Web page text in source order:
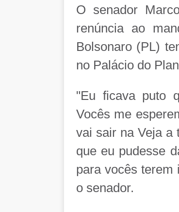
O senador
renúncia ao
Bolsonaro (PL)
no Palácio do
"Eu ficava puto
Vocês me
vai sair na Veja a
que eu pudesse
para vocês terem
o senador.